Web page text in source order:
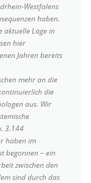
Westfalens
haben.
aktuelle Lage in
hier
Jahren bereits
mehr an die
die
aus. Wir
3.144
haben im
begonnen – ein
zwischen den
sind durch das